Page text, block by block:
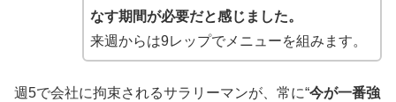
なす期間が必要だと感じました。
来週からは9レップでメニューを組みます。
週5で会社に拘束されるサラリーマンが、常に“今が一番強